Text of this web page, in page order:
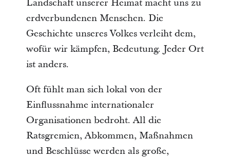
Landschaft unserer Heimat macht uns zu
erdverbundenen Menschen. Die
Geschichte unseres Volkes verleiht dem,
wofür wir kämpfen, Bedeutung. Jeder Ort
ist anders.
Oft fühlt man sich lokal von der
Einflussnahme internationaler
Organisationen bedroht. All die
Ratsgremien, Abkommen, Maßnahmen
und Beschlüsse werden als große,